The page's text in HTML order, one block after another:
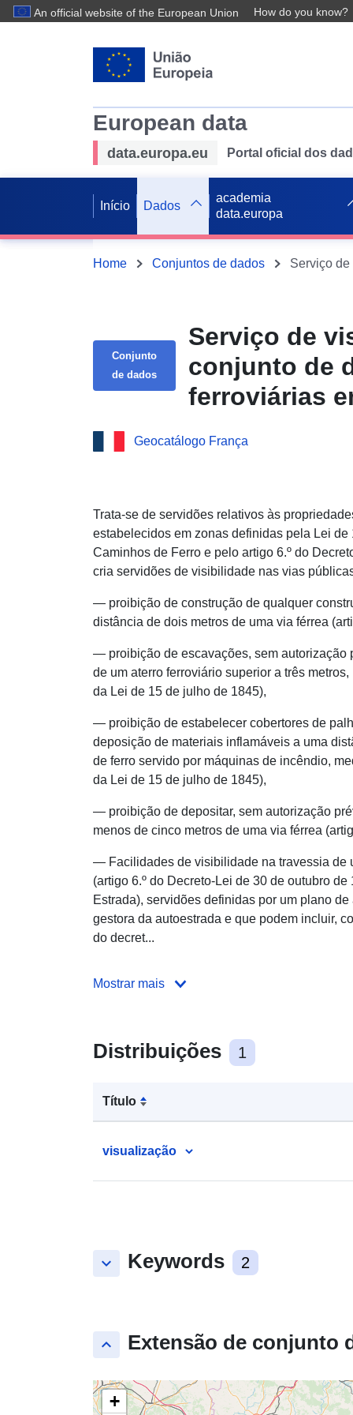
An official website of the European Union How do you know?
European data
data.europa.eu Portal oficial dos
Início Dados
academia
data.europa
Home Conjuntos de dados
Conjunto
de dados
Serviço de
conjunto de
ferroviárias
Geocatálogo França
Trata-se de servidões relativos às
estabelecidos em zonas definidas pela Lei
Caminhos de Ferro e pelo artigo 6.º do
cria servidões de visibilidade nas vias
— proibição de construção de qualquer
distância de dois metros de uma via férrea
— proibição de escavações, sem autorização
de um aterro ferroviário superior a três
da Lei de 15 de julho de 1845),
— proibição de estabelecer cobertores de
deposição de materiais inflamáveis a uma
de ferro servido por máquinas de incêndio,
da Lei de 15 de julho de 1845),
— proibição de depositar, sem autorização
menos de cinco metros de uma via férrea
— Facilidades de visibilidade na travessia de
(artigo 6.º do Decreto-Lei de 30 de outubro
Estrada), servidões definidas por um plano
gestora da autoestrada e que podem incluir,
do decret...
Mostrar mais
Distribuições 1
Título
visualização
keyboard_arrow_down Keywords 2
keyboard_arrow_up Extensão de conjunto
+